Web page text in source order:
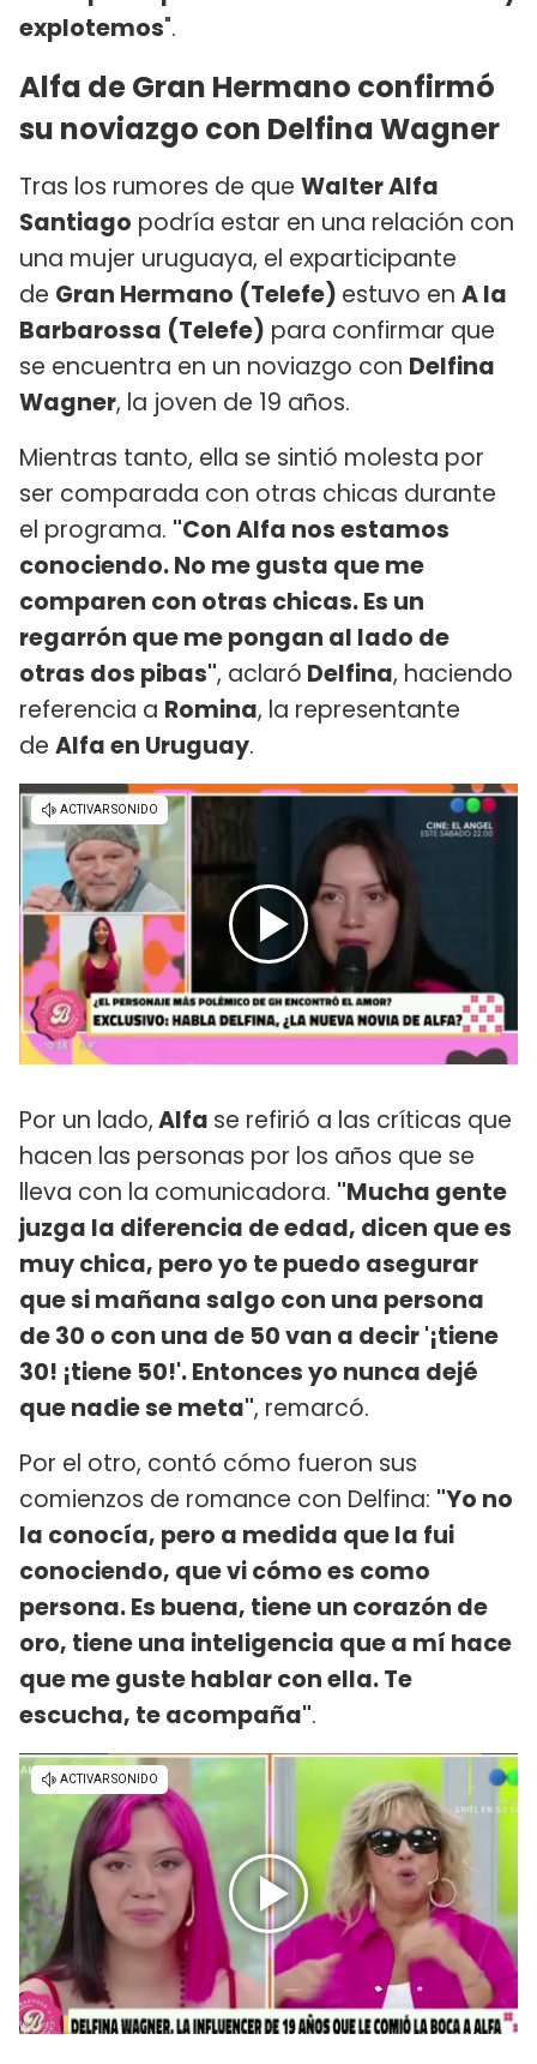
explotemos".
Alfa de Gran Hermano confirmó
su noviazgo con Delfina Wagner
Tras los rumores de que Walter Alfa
Santiago podría estar en una relación con
una mujer uruguaya, el exparticipante
de Gran Hermano (Telefe) estuvo en A la
Barbarossa (Telefe) para confirmar que
se encuentra en un noviazgo con Delfina
Wagner, la joven de 19 años.
Mientras tanto, ella se sintió molesta por
ser comparada con otras chicas durante
el programa. "Con Alfa nos estamos
conociendo. No me gusta que me
comparen con otras chicas. Es un
regarrón que me pongan al lado de
otras dos pibas", aclaró Delfina, haciendo
referencia a Romina, la representante
de Alfa en Uruguay.
Por un lado,Alfa se refirió a las críticas que
hacen las personas por los años que se
lleva con la comunicadora. "Mucha gente
juzga la diferencia de edad, dicen que es
muy chica, pero yo te puedo asegurar
que si mañana salgo con una persona
de 30 o con una de 50 van a decir '¡tiene
30! ¡tiene 50!'. Entonces yo nunca dejé
que nadie se meta", remarcó.
Por el otro, contó cómo fueron sus
comienzos de romance con Delfina: "Yo no
la conocía, pero a medida que la fui
conociendo, que vi cómo es como
persona. Es buena, tiene un corazón de
oro, tiene una inteligencia que a mí hace
que me guste hablar con ella. Te
escucha, te acompaña".